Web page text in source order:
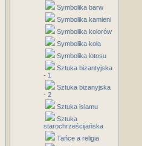
Symbolika barw
Symbolika kamieni
Symbolika kolorów
Symbolika koła
Symbolika lotosu
Sztuka bizantyjska
- 1
Sztuka bizanyjska
- 2
Sztuka islamu
Sztuka
starochrześcijańska
Tańce a religia